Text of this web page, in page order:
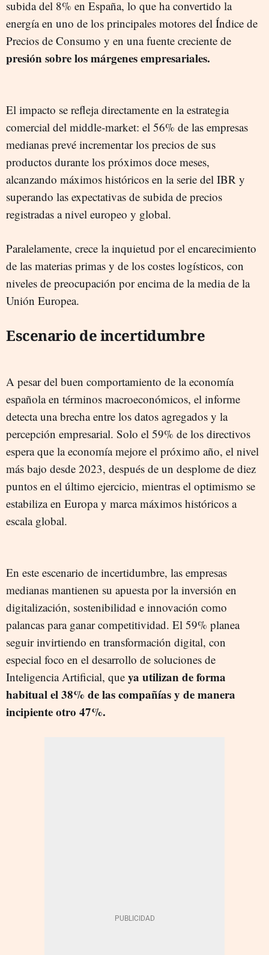
subida del 8% en España, lo que ha convertido la
energía en uno de los principales motores del Índice de
Precios de Consumo y en una fuente creciente de
presión sobre los márgenes empresariales.
El impacto se refleja directamente en la estrategia
comercial del middle‑market: el 56% de las empresas
medianas prevé incrementar los precios de sus
productos durante los próximos doce meses,
alcanzando máximos históricos en la serie del IBR y
superando las expectativas de subida de precios
registradas a nivel europeo y global.
Paralelamente, crece la inquietud por el encarecimiento
de las materias primas y de los costes logísticos, con
niveles de preocupación por encima de la media de la
Unión Europea.
Escenario de incertidumbre
A pesar del buen comportamiento de la economía
española en términos macroeconómicos, el informe
detecta una brecha entre los datos agregados y la
percepción empresarial. Solo el 59% de los directivos
espera que la economía mejore el próximo año, el nivel
más bajo desde 2023, después de un desplome de diez
puntos en el último ejercicio, mientras el optimismo se
estabiliza en Europa y marca máximos históricos a
escala global.
En este escenario de incertidumbre, las empresas
medianas mantienen su apuesta por la inversión en
digitalización, sostenibilidad e innovación como
palancas para ganar competitividad. El 59% planea
seguir invirtiendo en transformación digital, con
especial foco en el desarrollo de soluciones de
Inteligencia Artificial, que ya utilizan de forma
habitual el 38% de las compañías y de manera
incipiente otro 47%. ​